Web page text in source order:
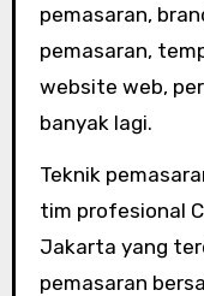
pemasaran,
pemasaran,
website web,
banyak lagi.
Teknik
tim profesional
Jakarta yang
pemasaran